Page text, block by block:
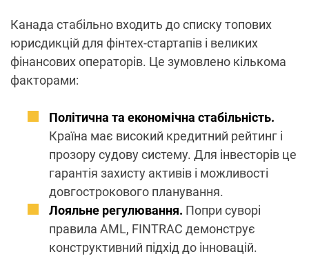
Канада стабільно входить до списку топових
юрисдикцій для фінтех-стартапів і великих
фінансових операторів. Це зумовлено кількома
факторами:
Політична та економічна стабільність.
Країна має високий кредитний рейтинг і
прозору судову систему. Для інвесторів це
гарантія захисту активів і можливості
довгострокового планування.
Лояльне регулювання. Попри суворі
правила AML, FINTRAC демонструє
конструктивний підхід до інновацій.